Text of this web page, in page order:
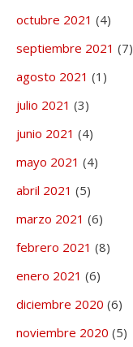
octubre 2021 (4)
septiembre 2021 (7)
agosto 2021 (1)
julio 2021 (3)
junio 2021 (4)
mayo 2021 (4)
abril 2021 (5)
marzo 2021 (6)
febrero 2021 (8)
enero 2021 (6)
diciembre 2020 (6)
noviembre 2020 (5)